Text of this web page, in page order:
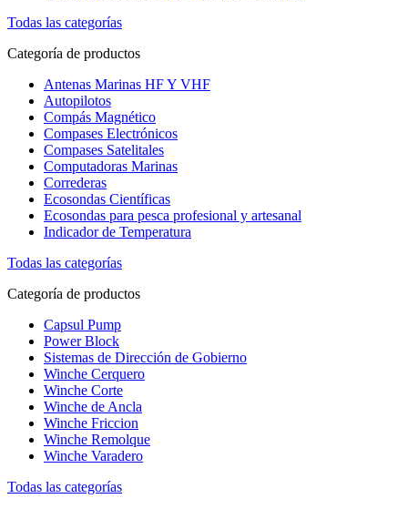
Todas las categorías
Categoría de productos
Antenas Marinas HF Y VHF
Autopilotos
Compás Magnético
Compases Electrónicos
Compases Satelitales
Computadoras Marinas
Correderas
Ecosondas Científicas
Ecosondas para pesca profesional y artesanal
Indicador de Temperatura
Todas las categorías
Categoría de productos
Capsul Pump
Power Block
Sistemas de Dirección de Gobierno
Winche Cerquero
Winche Corte
Winche de Ancla
Winche Friccion
Winche Remolque
Winche Varadero
Todas las categorías